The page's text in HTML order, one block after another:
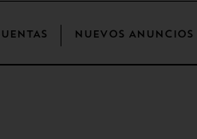
NUEVOS ANUNCIOS